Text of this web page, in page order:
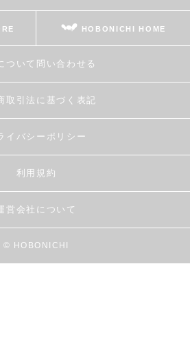
HOBONICHI HOME
ついて問い合わせる
取引法に基づく表記
イバシーポリシー
利用規約
営会社について
© HOBONICHI